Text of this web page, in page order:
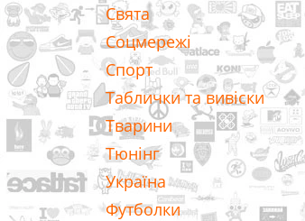
Свята
Соцмережі
Спорт
Таблички та вивіски
Тварини
Тюнінг
Україна
Футболки